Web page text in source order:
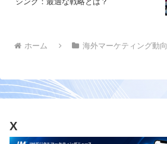
ホーム 海外マーケティング動向
X